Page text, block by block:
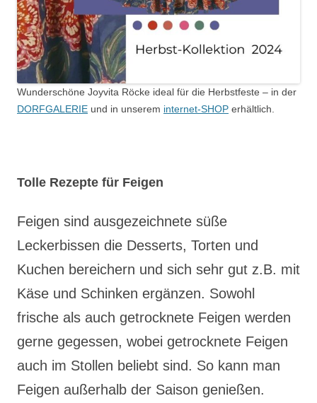
Wunderschöne Joyvita Röcke ideal für die Herbstfeste – in der
DORFGALERIE und in unserem internet-SHOP erhältlich.
Tolle Rezepte für Feigen
Feigen sind ausgezeichnete süße
Leckerbissen die Desserts, Torten und
Kuchen bereichern und sich sehr gut z.B. mit
Käse und Schinken ergänzen. Sowohl
frische als auch getrocknete Feigen werden
gerne gegessen, wobei getrocknete Feigen
auch im Stollen beliebt sind. So kann man
Feigen außerhalb der Saison genießen.